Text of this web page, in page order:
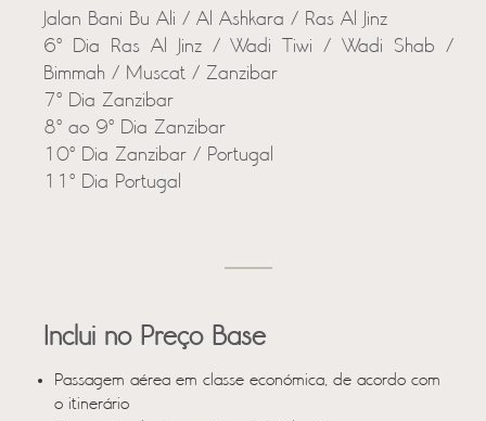
Jalan Bani Bu Ali / Al Ashkara / Ras Al Jinz
6º Dia Ras Al Jinz / Wadi Tiwi / Wadi Shab /
Bimmah / Muscat / Zanzibar
7º Dia Zanzibar
8º ao 9º Dia Zanzibar
10º Dia Zanzibar / Portugal
11º Dia Portugal
Inclui no Preço Base
Passagem aérea em classe económica, de acordo com
o itinerário